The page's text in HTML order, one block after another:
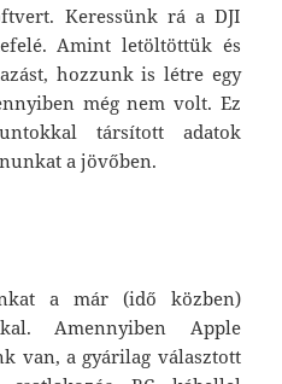
Keressünk rá a DJI
Amint letöltöttük és
hozzunk is létre egy
még nem volt. Ez
társított adatok
a jövőben.
a már (idő közben)
Amennyiben Apple
van, a gyárilag választott